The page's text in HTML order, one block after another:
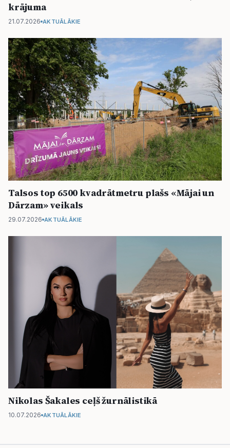
krājuma
21.07.2026 AKTUĀLĀKIE
Talsos top 6500 kvadrātmetru plašs «Mājai un
Dārzam» veikals
29.07.2026 AKTUĀLĀKIE
Nikolas Šakales ceļš žurnālistikā
10.07.2026 AKTUĀLĀKIE